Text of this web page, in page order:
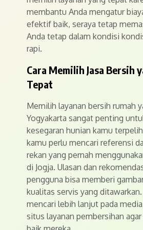
membantu Anda mengatur
efektif baik, seraya tetap
Anda tetap dalam kondisi
rapi.
Cara Memilih Jasa Bersih
Tepat
Memilih layanan bersih rumah
Yogyakarta sangat penting
kesegaran hunian kamu
kamu perlu mencari referensi
rekan yang pernah
di Jogja. Ulasan dan
pengguna bisa memberi
kualitas servis yang
mencari lebih lanjut pada
situs layanan pembersihan